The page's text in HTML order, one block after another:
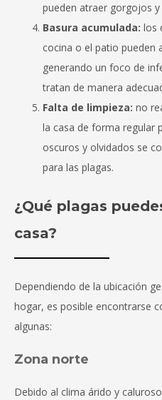
pueden atraer gorgojos y
Basura acumulada: los
cocina o el patio pueden
generando un foco de
tratan de manera
Falta de limpieza: no
la casa de forma regular
oscuros y olvidados se
para las plagas.
¿Qué plagas
casa?
Dependiendo de la ubicación
hogar, es posible encontrarse
algunas:
Zona norte
Debido al clima árido y